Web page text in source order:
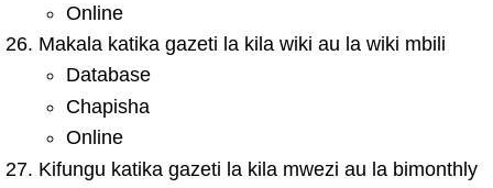
Online
Makala katika gazeti la kila wiki au la wiki mbili
Database
Chapisha
Online
Kifungu katika gazeti la kila mwezi au la bimonthly